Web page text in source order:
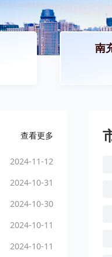
南
查看更多
2024-11-12
2024-10-31
2024-10-30
2024-10-11
2024-10-11